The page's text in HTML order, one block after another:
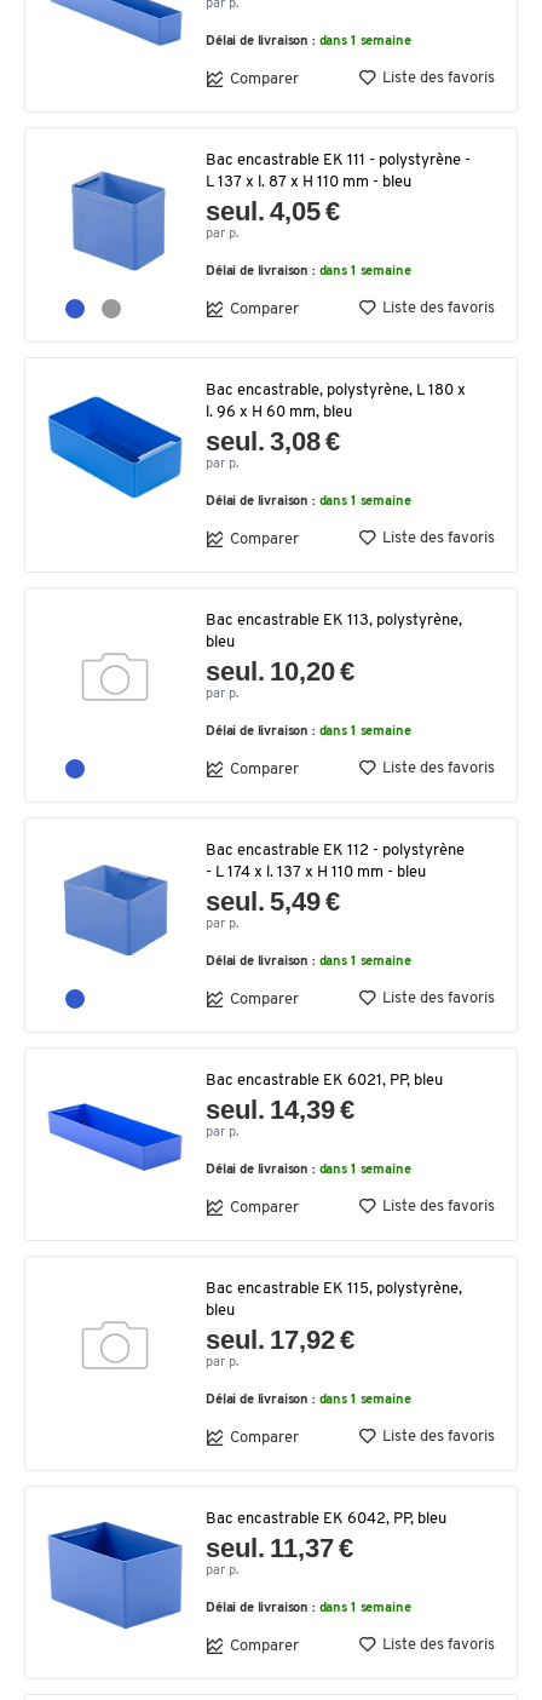
par p.
Délai de livraison : dans 1 semaine
Comparer Liste des favoris
Bac encastrable EK 111 - polystyrène -
L 137 x l. 87 x H 110 mm - bleu
seul. 4,05 €
par p.
Délai de livraison : dans 1 semaine
Comparer Liste des favoris
Bac encastrable, polystyrène, L 180 x
l. 96 x H 60 mm, bleu
seul. 3,08 €
par p.
Délai de livraison : dans 1 semaine
Comparer Liste des favoris
Bac encastrable EK 113, polystyrène,
bleu
seul. 10,20 €
par p.
Délai de livraison : dans 1 semaine
Comparer Liste des favoris
Bac encastrable EK 112 - polystyrène
- L 174 x l. 137 x H 110 mm - bleu
seul. 5,49 €
par p.
Délai de livraison : dans 1 semaine
Comparer Liste des favoris
Bac encastrable EK 6021, PP, bleu
seul. 14,39 €
par p.
Délai de livraison : dans 1 semaine
Comparer Liste des favoris
Bac encastrable EK 115, polystyrène,
bleu
seul. 17,92 €
par p.
Délai de livraison : dans 1 semaine
Comparer Liste des favoris
Bac encastrable EK 6042, PP, bleu
seul. 11,37 €
par p.
Délai de livraison : dans 1 semaine
Comparer Liste des favoris